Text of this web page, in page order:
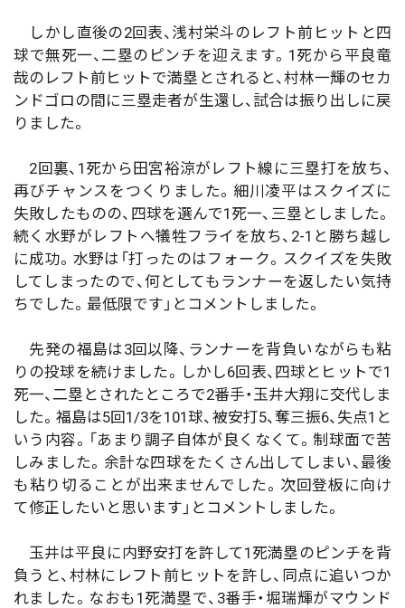
しかし直後の2回表、浅村栄斗のレフト前ヒットと四
球で無死一、二塁のピンチを迎えます。1死から平良竜
哉のレフト前ヒットで満塁とされると、村林一輝のセカ
ンドゴロの間に三塁走者が生還し、試合は振り出しに戻
りました。
2回裏、1死から田宮裕涼がレフト線に三塁打を放ち、
再びチャンスをつくりました。細川凌平はスクイズに
失敗したものの、四球を選んで1死一、三塁としました。
続く水野がレフトへ犠牲フライを放ち、2-1と勝ち越し
に成功。水野は「打ったのはフォーク。スクイズを失敗
してしまったので、何としてもランナーを返したい気持
ちでした。最低限です」とコメントしました。
先発の福島は3回以降、ランナーを背負いながらも粘
りの投球を続けました。しかし6回表、四球とヒットで1
死一、二塁とされたところで2番手・玉井大翔に交代しま
した。福島は5回1/3を101球、被安打5、奪三振6、失点1と
いう内容。「あまり調子自体が良くなくて。制球面で苦
しみました。余計な四球をたくさん出してしまい、最後
も粘り切ることが出来ませんでした。次回登板に向け
て修正したいと思います」とコメントしました。
玉井は平良に内野安打を許して1死満塁のピンチを背
負うと、村林にレフト前ヒットを許し、同点に追いつか
れました。なおも1死満塁で、3番手・堀瑞輝がマウンド